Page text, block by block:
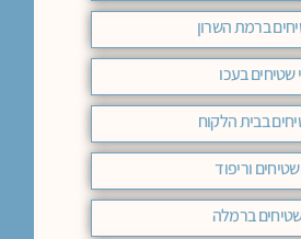
ברמת השרון
בעכו
בבית הלקוח
וריפוד
ברמלה